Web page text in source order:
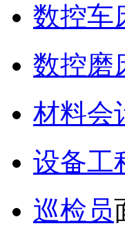
数控车
数控磨
材料会
设备工
巡检员